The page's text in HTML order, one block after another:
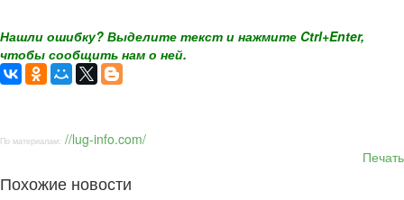
Нашли ошибку? Выделите текст и нажмите Ctrl+Enter,
чтобы сообщить нам о ней.
По материалам: //lug-info.com/
Печать
Похожие новости